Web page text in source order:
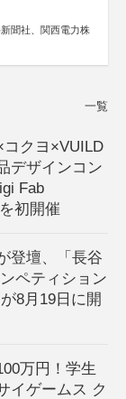
聞社、関西電力株
一覧
コクヨ×VUILD
デザインコン
Fab
初開催
登壇、「長谷
ペティション
8月19日に開
万円！学生
イゲームス ク